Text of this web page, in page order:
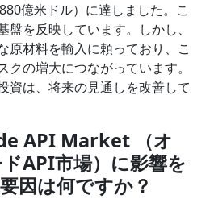
億米ドル）に達しました。こ
を反映しています。しかし、
原材料を輸入に頼っており、こ
の増大につながっています。
資は、将来の見通しを改善して
API Market （オ
API市場）に影響を
因は何ですか？